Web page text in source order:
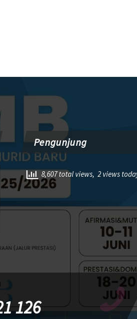
Pengunjung
8,607 total views, 2 views
126